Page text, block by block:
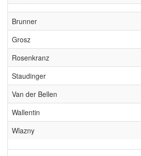
Brunner
Grosz
Rosenkranz
Staudinger
Van der Bellen
Wallentin
Wlazny